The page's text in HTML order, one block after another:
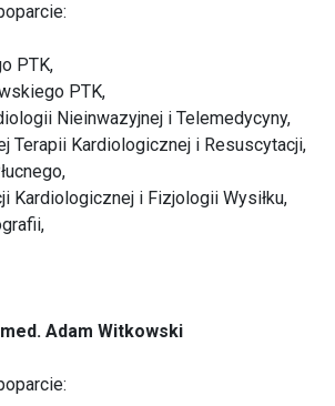
PTK,
PTK,
Nieinwazyjnej i Telemedycyny,
Terapii Kardiologicznej i Resuscytacji,
Kardiologicznej i Fizjologii Wysiłku,
Adam Witkowski